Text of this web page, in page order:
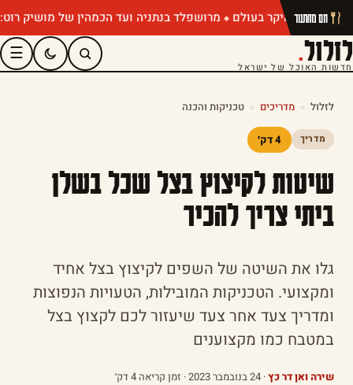
מרושפלד בנתניה ועד הכמהין של מושיק רוט: חם מהתנור
לזלול.
חדשות האוכל של ישראל
☰
לזלול » מדריכים » טכניקות והכנה
מדריך 4 דק׳
שיטות לקיצוץ בצל שכל בשלן
ביתי צריך להכיר
גלו את השיטה של השפים לקיצוץ בצל אחיד
ומקצועי. הטכניקות המובילות, הטעויות הנפוצות
ומדריך צעד אחר צעד שיעזור לכם לקצוץ בצל
במטבח כמו מקצוענים
שירה ואן דר כץ· 24 בנובמבר 2023
· זמן קריאה 4 דק׳